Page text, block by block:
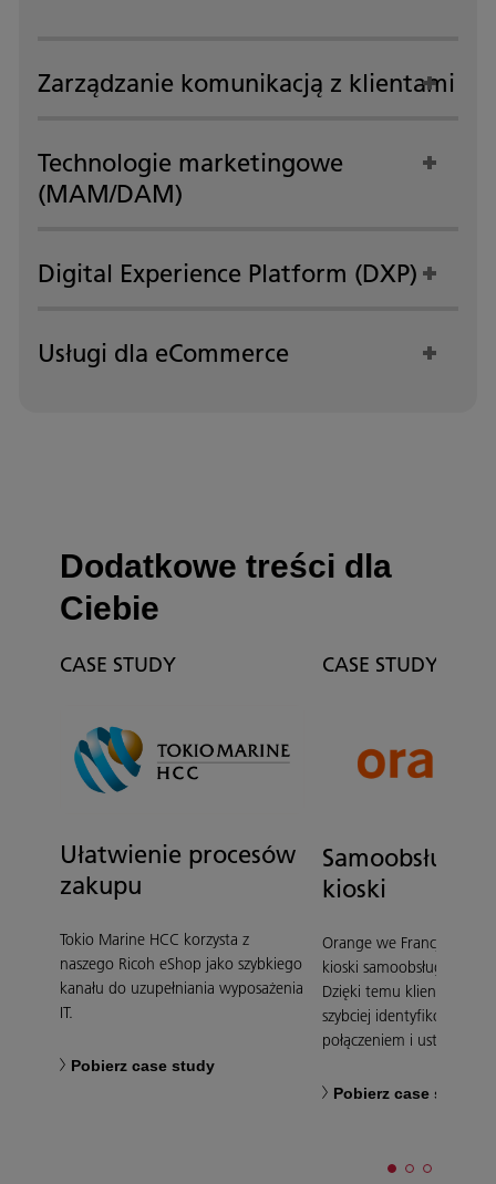
Zarządzanie komunikacją z klientami
Technologie marketingowe
(MAM/DAM)
Digital Experience Platform (DXP)
Usługi dla eCommerce
Dodatkowe treści dla
Ciebie
CASE STUDY
Ułatwienie procesów
zakupu
Tokio Marine HCC korzysta z
naszego Ricoh eShop jako szybkiego
kanału do uzupełniania wyposażenia
IT.
Pobierz case study
CASE STUDY
kioski
Orange we Francji
kioski samoobsługowe
Dzięki temu klienci mogą
szybciej identyfikować
połączeniem i
Pobierz case study